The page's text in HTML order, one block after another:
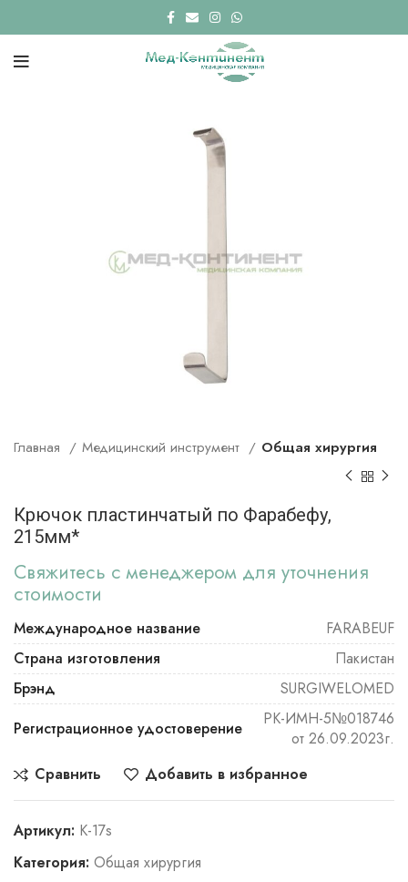
Главная Медицинский инструмент Общая хирургия
Крючок пластинчатый по Фарабефу,
215мм*
Свяжитесь с менеджером для уточнения
стоимости
Международное название
FARABEUF
Страна изготовления
Пакистан
Брэнд
SURGIWELOMED
Регистрационное удостоверение
РК-ИМН-5№018746
от 26.09.2023г.
Сравнить
Добавить в избранное
Артикул: К-17s
Категория: Общая хирургия